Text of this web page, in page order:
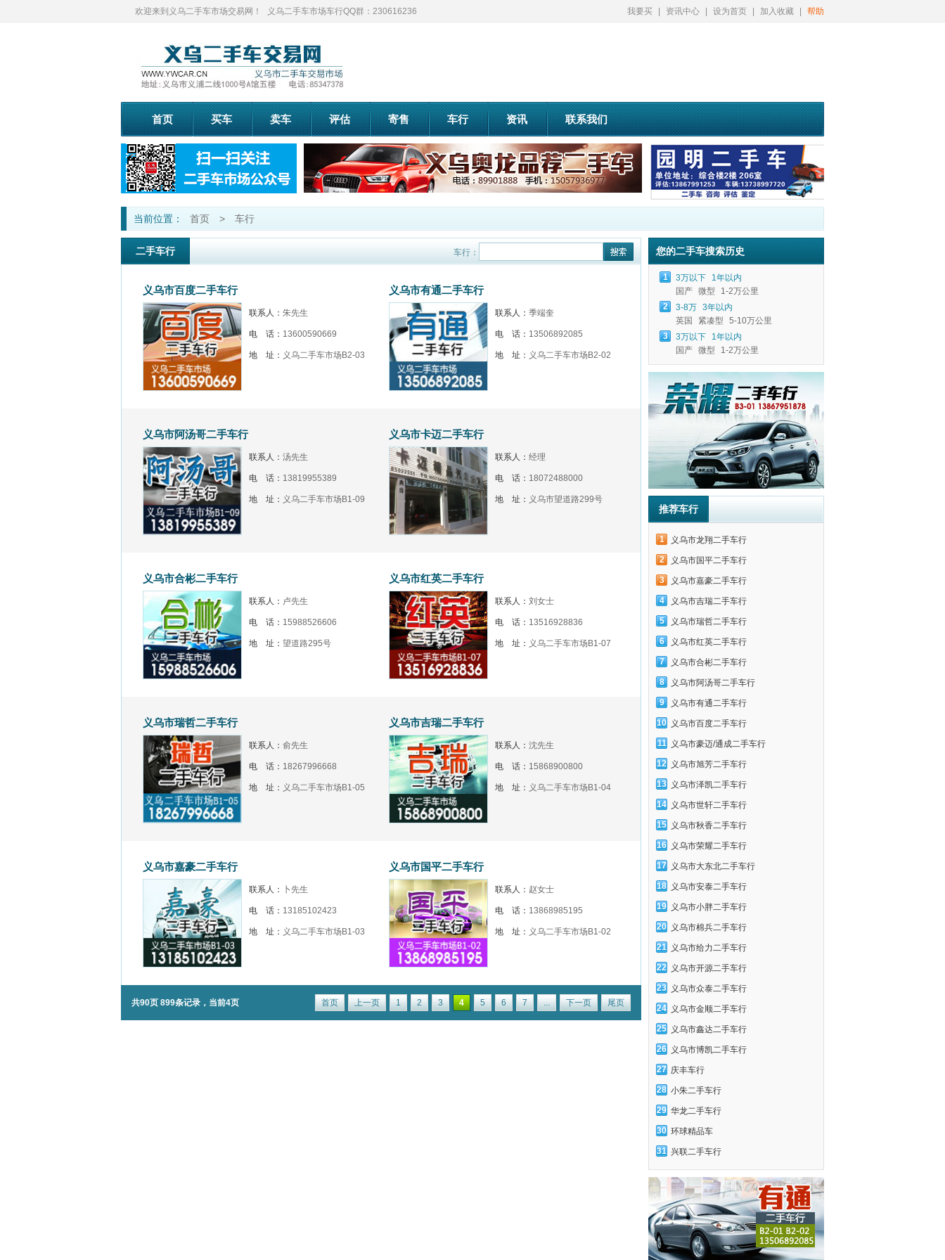
欢迎来到义乌二手车市场交易网！ 义乌二手车市场车行QQ群：230616236 我要买 资讯中心 设为首页 加入收藏 帮助
首页 买车 卖车 评估 寄售 车行 资讯 联系我们
当前位置： 首页 > 车行
二手车行 车行：
义乌市百度二手车行
联系人： 朱先生
电 话： 13600590669
地 址： 义乌二手车市场B2-03
义乌市有通二手车行
联系人： 季端奎
电 话： 13506892085
地 址： 义乌二手车市场B2-02
义乌市阿汤哥二手车行
联系人： 汤先生
电 话： 13819955389
地 址： 义乌二手车市场B1-09
义乌市卡迈二手车行
联系人： 经理
电 话： 18072488000
地 址： 义乌市望道路299号
义乌市合彬二手车行
联系人： 卢先生
电 话： 15988526606
地 址： 望道路295号
义乌市红英二手车行
联系人： 刘女士
电 话： 13516928836
地 址： 义乌二手车市场B1-07
义乌市瑞哲二手车行
联系人： 俞先生
电 话： 18267996668
地 址： 义乌二手车市场B1-05
义乌市吉瑞二手车行
联系人： 沈先生
电 话： 15868900800
地 址： 义乌二手车市场B1-04
义乌市嘉豪二手车行
联系人： 卜先生
电 话： 13185102423
地 址： 义乌二手车市场B1-03
义乌市国平二手车行
联系人： 赵女士
电 话： 13868985195
地 址： 义乌二手车市场B1-02
共90页 899条记录，当前4页 首页 上一页 1 2 3 4 5 6 7 ... 下一页 尾页
您的二手车搜索历史
1 3万以下
1年以内
国产 微型
1-2万公里
2
3-8万 3年以内
英国
紧凑型
5-10万公里
3
3万以下
1年以内
国产 微型 1-2万公里
推荐车行
1
义乌市龙翔二手车行
2
义乌市国平二手车行
3
义乌市嘉豪二手车行
4
义乌市吉瑞二手车行
5
义乌市瑞哲二手车行
6
义乌市红英二手车行
7
义乌市合彬二手车行
8
义乌市阿汤哥二手车行
9
义乌市有通二手车行
10 义乌市百度二手车行
11
义乌市豪迈/通成二手车行
12 义乌市旭芳二手车行
13 义乌市泽凯二手车行
14 义乌市世轩二手车行
15 义乌市秋香二手车行
16 义乌市荣耀二手车行
17 义乌市大东北二手车行
18 义乌市安泰二手车行
19 义乌市小胖二手车行
20 义乌市棉兵二手车行
21 义乌市给力二手车行
22 义乌市开源二手车行
23 义乌市众泰二手车行
24 义乌市金顺二手车行
25 义乌市鑫达二手车行
26 义乌市博凯二手车行
27 庆丰车行
28 小朱二手车行
29 华龙二手车行
30 环球精品车
31 兴联二手车行